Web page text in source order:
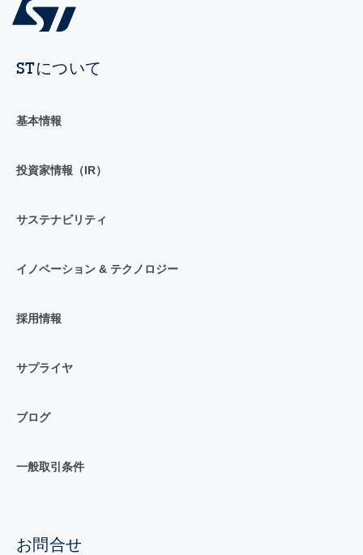
STについて
基本情報
投資家情報（IR）
サステナビリティ
イノベーション & テクノロジー
採用情報
サプライヤ
ブログ
一般取引条件
お問合せ